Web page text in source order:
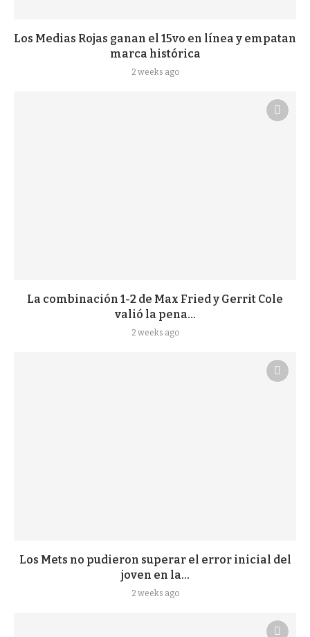
Los Medias Rojas ganan el 15vo en línea y empatan
marca histórica
2 weeks ago
La combinación 1-2 de Max Fried y Gerrit Cole
valió la pena...
2 weeks ago
Los Mets no pudieron superar el error inicial del
joven en la...
2 weeks ago